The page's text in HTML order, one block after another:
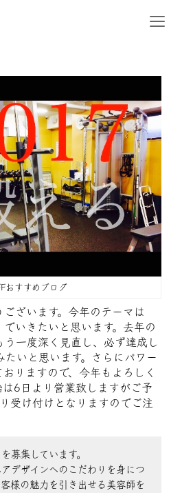
おすすめブログ
ざいます。今年のテーマは
でいきたいと思います。去年の
う一度深く見直し、必ず達成し
いと思います。さらにパワー
りますので、今年もよろしく
は6日より営業致しますがご予
受け付けとなりますのでご注
募集しています。
デザインへのこだわりを身につ
様の魅力を引き出せる美容師を